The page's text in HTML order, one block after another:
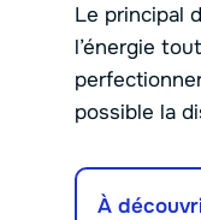
Le principal
l’énergie
possible la
À